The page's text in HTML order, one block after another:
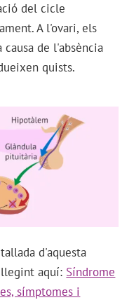
del cicle
A l'ovari, els
de l'absència
quists.
d'aquesta
aquí: Síndrome
símptomes i